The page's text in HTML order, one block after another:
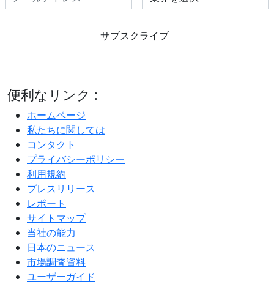
サブスクライブ
便利なリンク :
ホームページ
私たちに関しては
コンタクト
プライバシーポリシー
利用規約
プレスリリース
レポート
サイトマップ
当社の能力
日本のニュース
市場調査資料
ユーザーガイド